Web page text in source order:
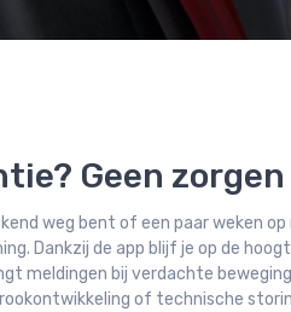
Geen zorgen
weg bent of een paar weken
Dankzij de app blijf je op de
meldingen bij verdachte
of technische